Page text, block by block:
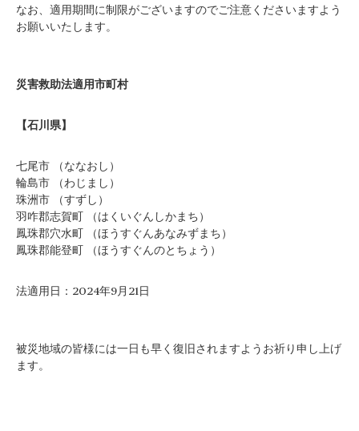
なお、適用期間に制限がございますのでご注意くださいますよう
お願いいたします。
災害救助法適用市町村
【石川県】
七尾市 （ななおし）
輪島市 （わじまし）
珠洲市 （すずし）
羽咋郡志賀町 （はくいぐんしかまち）
鳳珠郡穴水町 （ほうすぐんあなみずまち）
鳳珠郡能登町 （ほうすぐんのとちょう）
法適用日：2024年9月21日
被災地域の皆様には一日も早く復旧されますようお祈り申し上げ
ます。